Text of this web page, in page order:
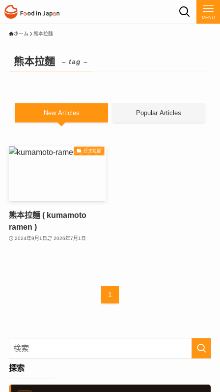
MENU
ホーム 熊本拉麵
熊本拉麵 – tag –
New Articles Popular Articles
日式拉麵
熊本拉麵 ( kumamoto
ramen )
2024年9月1日 2026年7月1日
1
探索